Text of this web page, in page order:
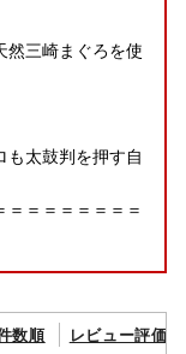
然三崎まぐろを使
も太鼓判を押す自
＝＝＝＝＝＝＝＝
て◆
数順 レビュー評価順